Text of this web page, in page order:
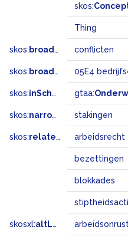
skos:
Thing
skos: broader conflicten
skos: broadMatch 05E4
skos:inScheme gtaa:
skos:narrower stakingen
skos:related arbeidsrecht
bezettingen
blokkades
skosxl:altLabel